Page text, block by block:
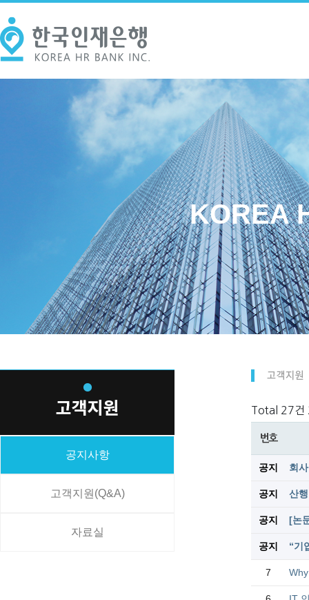
KOREA
공지사항
고객지원(Q&A)
자료실
Total 27건
번호
공지 회
공지 산
공지 [논
공지 “기
7